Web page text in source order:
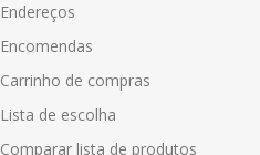
Endereços
Encomendas
Carrinho de compras
Lista de escolha
Comparar lista de produtos